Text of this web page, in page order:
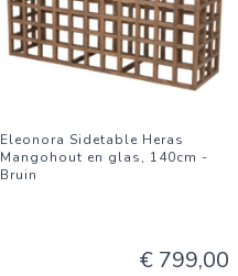
Eleonora Sidetable Heras
Mangohout en glas, 140cm -
Bruin
€ 799,00